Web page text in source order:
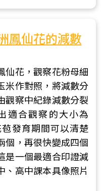
鳳仙花的減數
花，觀察花粉母細
米作對照，將減數分
觀察中紀錄減數分裂
適合觀察的大小為
發育期間可以清楚
個，再很快變成四個
是一個最適合印證減
、高中課本具像照片